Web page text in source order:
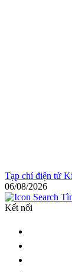
Tạp chí điện tử
06/08/2026
Kết nối